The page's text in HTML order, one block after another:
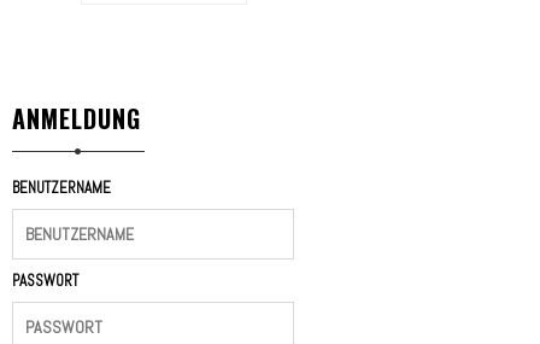
ANMELDUNG
BENUTZERNAME
PASSWORT